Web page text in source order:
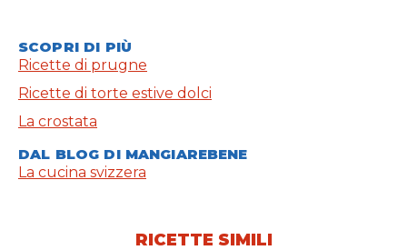
SCOPRI DI PIÙ
Ricette di prugne
Ricette di torte estive dolci
La crostata
DAL BLOG DI MANGIAREBENE
La cucina svizzera
RICETTE SIMILI